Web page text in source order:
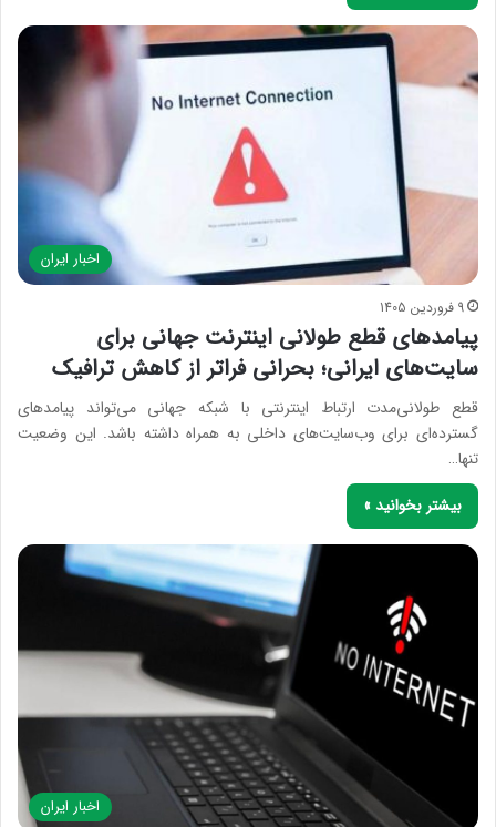
اخبار ایران
9 فروردین 1405
پیامدهای قطع طولانی اینترنت جهانی برای
سایت‌های ایرانی؛ بحرانی فراتر از کاهش ترافیک
قطع طولانی‌مدت ارتباط اینترنتی با شبکه جهانی می‌تواند پیامدهای
گسترده‌ای برای وب‌سایت‌های داخلی به همراه داشته باشد. این وضعیت
تنها…
بیشتر بخوانید »
اخبار ایران